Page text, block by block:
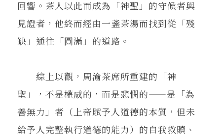
回響。茶人以此而成為「神聖」的守候者與
見證者，他終而經由一盞茶湯而找到從「殘
缺」通往「圓滿」的道路。
綜上以觀，周渝茶席所重建的「神
聖」，不是權威的，而是悲憫的——是「為
善無力」者（上帝賦予人道德的本質，但未
給予人完整執行道德的能力）的自我救贖、